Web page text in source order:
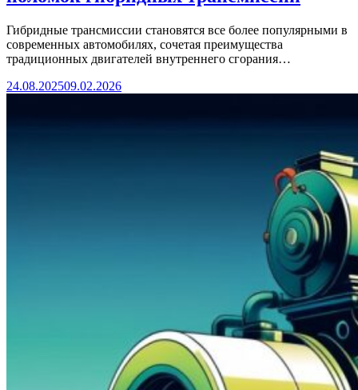
Гибридные трансмиссии становятся все более популярными в
современных автомобилях, сочетая преимущества
традиционных двигателей внутреннего сгорания…
24.08.202509.02.2026